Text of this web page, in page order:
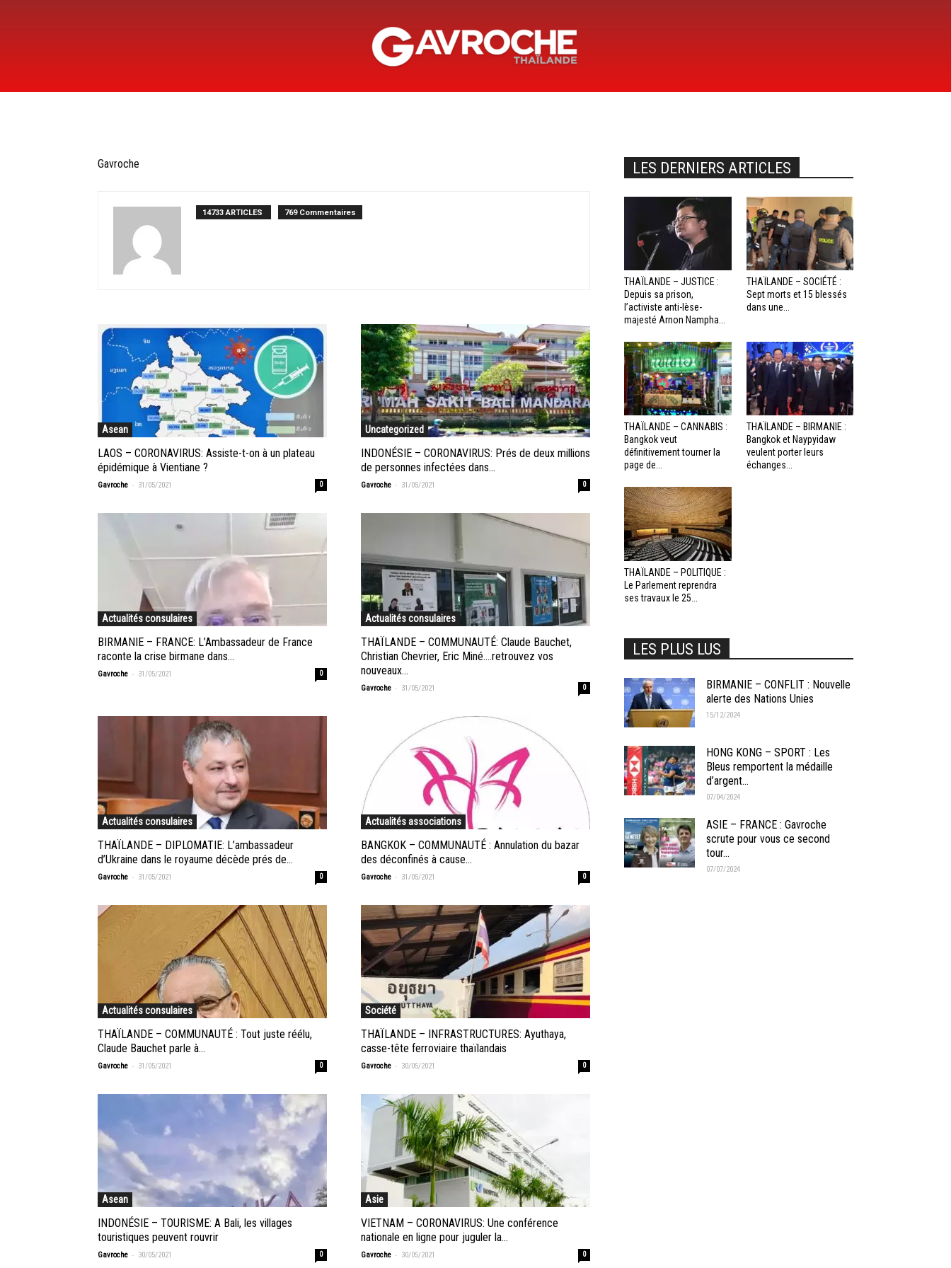
Gavroche
14733 ARTICLES 769 Commentaires
Asean
LAOS – CORONAVIRUS: Assiste-t-on à un plateau
épidémique à Vientiane ?
Gavroche - 31/05/2021 0
Uncategorized
INDONÉSIE – CORONAVIRUS: Prés de deux millions
de personnes infectées dans...
Gavroche - 31/05/2021 0
Actualités consulaires
BIRMANIE – FRANCE: L’Ambassadeur de France
raconte la crise birmane dans...
Gavroche - 31/05/2021 0
Actualités consulaires
THAÏLANDE – COMMUNAUTÉ: Claude Bauchet,
Christian Chevrier, Eric Miné….retrouvez vos
nouveaux...
Gavroche - 31/05/2021 0
Actualités consulaires
THAÏLANDE – DIPLOMATIE: L’ambassadeur
d’Ukraine dans le royaume décède prés de...
Gavroche - 31/05/2021 0
Actualités associations
BANGKOK – COMMUNAUTÉ : Annulation du bazar
des déconfinés à cause...
Gavroche - 31/05/2021 0
Actualités consulaires
THAÏLANDE – COMMUNAUTÉ : Tout juste réélu,
Claude Bauchet parle à...
Gavroche - 31/05/2021 0
Société
THAÏLANDE – INFRASTRUCTURES: Ayuthaya,
casse-tête ferroviaire thaïlandais
Gavroche - 30/05/2021 0
Asean
INDONÉSIE – TOURISME: A Bali, les villages
touristiques peuvent rouvrir
Gavroche - 30/05/2021 0
Asie
VIETNAM – CORONAVIRUS: Une conférence
nationale en ligne pour juguler la...
Gavroche - 30/05/2021 0
LES DERNIERS ARTICLES
THAÏLANDE – JUSTICE :
Depuis sa prison,
l’activiste anti-lèse-
majesté Arnon Nampha...
THAÏLANDE – SOCIÉTÉ :
Sept morts et 15 blessés
dans une...
THAÏLANDE – CANNABIS :
Bangkok veut
définitivement tourner la
page de...
THAÏLANDE – BIRMANIE :
Bangkok et Naypyidaw
veulent porter leurs
échanges...
THAÏLANDE – POLITIQUE :
Le Parlement reprendra
ses travaux le 25...
LES PLUS LUS
BIRMANIE – CONFLIT : Nouvelle
alerte des Nations Unies
15/12/2024
HONG KONG – SPORT : Les
Bleus remportent la médaille
d’argent...
07/04/2024
ASIE – FRANCE : Gavroche
scrute pour vous ce second
tour...
07/07/2024